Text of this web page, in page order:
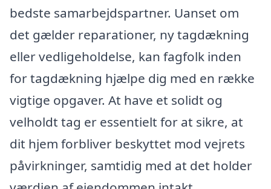
bedste samarbejdspartner. Uanset om
det gælder reparationer, ny tagdækning
eller vedligeholdelse, kan fagfolk inden
for tagdækning hjælpe dig med en række
vigtige opgaver. At have et solidt og
velholdt tag er essentielt for at sikre, at
dit hjem forbliver beskyttet mod vejrets
påvirkninger, samtidig med at det holder